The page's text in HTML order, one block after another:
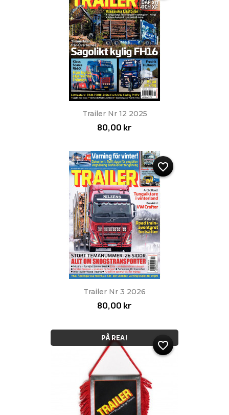
Trailer Nr 12 2025
80,00 kr
Trailer Nr 3 2026
80,00 kr
favorite_border
PÅ REA!
favorite_border